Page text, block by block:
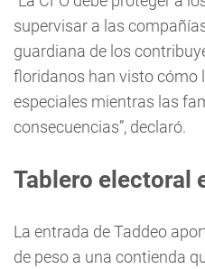
supervisar a las
guardiana de los
floridanos han visto cómo
especiales mientras las
consecuencias”, declaró.
Tablero electoral
La entrada de Taddeo
de peso a una contienda